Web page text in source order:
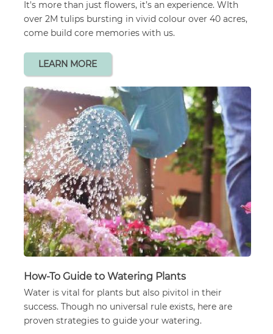
It's more than just flowers, it’s an experience. WIth
over 2M tulips bursting in vivid colour over 40 acres,
come build core memories with us.
LEARN MORE
How-To Guide to Watering Plants
Water is vital for plants but also pivitol in their
success. Though no universal rule exists, here are
proven strategies to guide your watering.